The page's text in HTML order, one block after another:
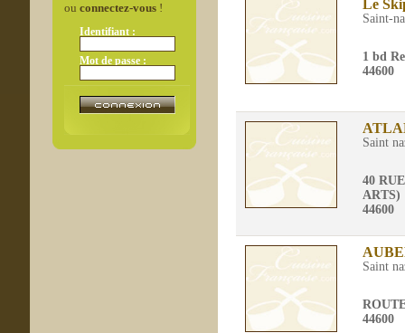
ou connectez-vous!
Identifiant :
Mot de passe :
Le
Saint-
1 bd
44600
Saint
40
ARTS)
44600
Saint
44600